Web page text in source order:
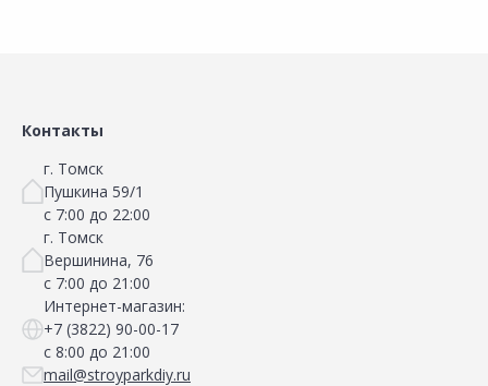
Контакты
г. Томск
Пушкина 59/1
с 7:00 до 22:00
г. Томск
Вершинина, 76
с 7:00 до 21:00
Интернет-магазин:
+7 (3822) 90-00-17
с 8:00 до 21:00
mail@stroyparkdiy.ru